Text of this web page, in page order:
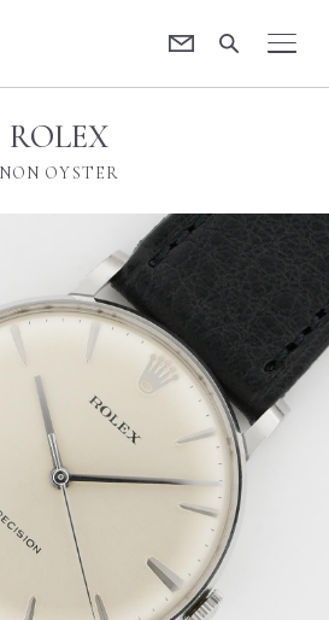
ROLEX
NON OYSTER